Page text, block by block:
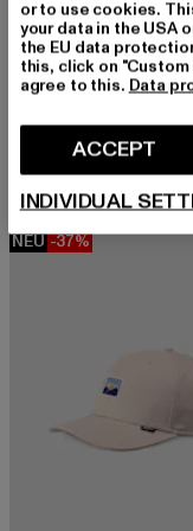
HATLINE LAB
BORING - DAD CAP
EUR 31,14
Derzeitiger Preis: EUR
EUR 34,99
NEU -37%
or to use cookies.
your data in the USA
the EU data
this, click on
agree to this. Data
ACCEPT
INDIVIDUAL